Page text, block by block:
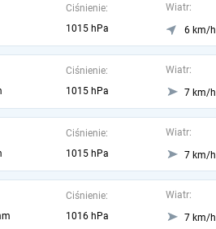
Ciśnienie:
1015 hPa
Wiatr:
6 km/h
Ciśnienie:
1015 hPa
Wiatr:
7 km/h
Ciśnienie:
1015 hPa
Wiatr:
7 km/h
Ciśnienie:
1016 hPa
Wiatr:
7 km/h